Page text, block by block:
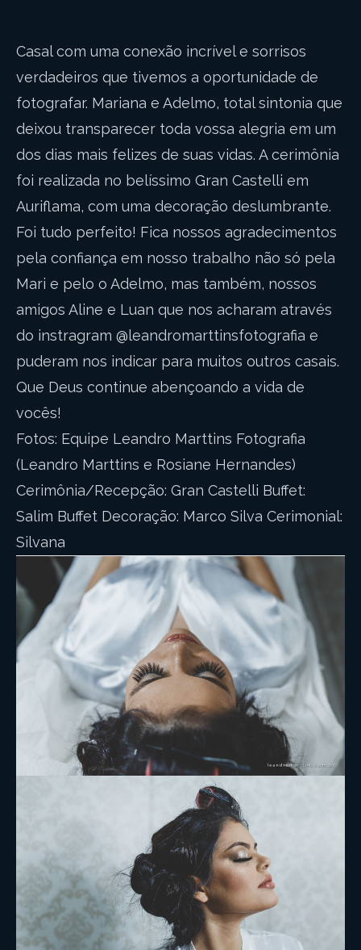
Casal com uma conexão incrível e sorrisos
verdadeiros que tivemos a oportunidade de
fotografar. Mariana e Adelmo, total sintonia que
deixou transparecer toda vossa alegria em um
dos dias mais felizes de suas vidas. A cerimônia
foi realizada no belíssimo Gran Castelli em
Auriflama, com uma decoração deslumbrante.
Foi tudo perfeito! Fica nossos agradecimentos
pela confiança em nosso trabalho não só pela
Mari e pelo o Adelmo, mas também, nossos
amigos Aline e Luan que nos acharam através
do instragram @leandromarttinsfotografia e
puderam nos indicar para muitos outros casais.
Que Deus continue abençoando a vida de
vocês!
Fotos: Equipe Leandro Marttins Fotografia
(Leandro Marttins e Rosiane Hernandes)
Cerimônia/Recepção: Gran Castelli Buffet:
Salim Buffet Decoração: Marco Silva Cerimonial:
Silvana